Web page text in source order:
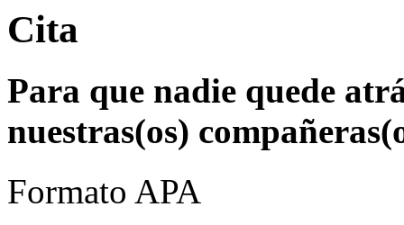
Cita
Para que nadie quede
nuestras(os)
Formato APA